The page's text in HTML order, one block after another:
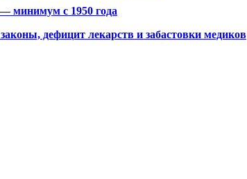
минимум с 1950 года
дефицит лекарств и забастовки медиков